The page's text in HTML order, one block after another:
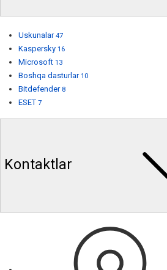
Uskunalar 47
Kaspersky 16
Microsoft 13
Boshqa dasturlar 10
Bitdefender 8
ESET 7
Kontaktlar